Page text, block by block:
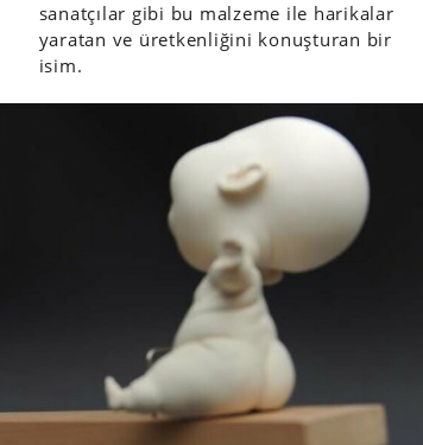
sanatçılar gibi bu malzeme ile harikalar
yaratan ve üretkenliğini konuşturan bir
isim.